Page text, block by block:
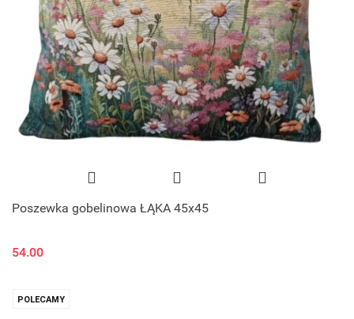
Poszewka gobelinowa ŁĄKA 45x45
54.00
POLECAMY